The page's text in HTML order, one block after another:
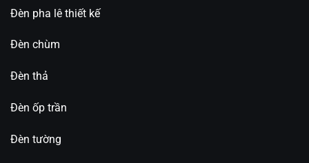
Đèn pha lê thiết kế
Đèn chùm
Đèn thả
Đèn ốp trần
Đèn tường